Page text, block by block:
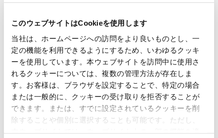
このウェブサイトはCookieを使用します
当社は、ホームページへの訪問をより良いものとし、一
定の機能を利用できるようにするため、いわゆるクッキ
ーを使用しています。本ウェブサイトを訪問中に使用さ
れるクッキーについては、複数の管理方法が存在しま
す。お客様は、ブラウザを設定することで、特定の場合
または一般的に、クッキーの受け取りを拒否することが
できます。または、すでに設定されているクッキーを削
除することや個別に選択することも可能です。ただし、
OVOL LOOP
グループ紹介映像【日本語版】
2026.07.17
事業紹介
動画
1845年の創業以来の歩み、グループが展開する5つの事業領域...
使用済み化粧品容器をネームプ
レートへリサイクル
2026.07.07